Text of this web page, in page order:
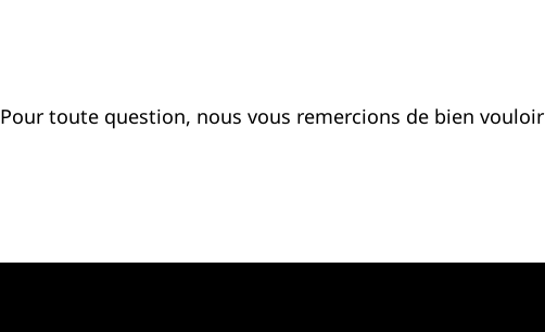
Pour toute question, nous vous remercions de bien vouloir